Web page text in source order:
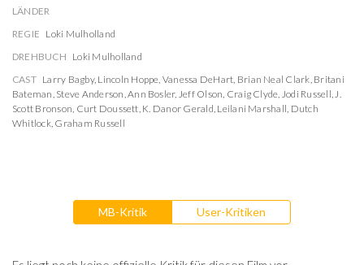
LÄNDER
REGIE Loki Mulholland
DREHBUCH Loki Mulholland
CAST Larry Bagby, Lincoln Hoppe, Vanessa DeHart, Brian Neal Clark, Britani
Bateman, Steve Anderson,Ann Bosler, Jeff Olson, Craig Clyde, Jodi Russell,J.
Scott Bronson, Curt Doussett, K. Danor Gerald, Leilani Marshall, Dutch
Whitlock, Graham Russell
MB-Kritik User-Kritiken